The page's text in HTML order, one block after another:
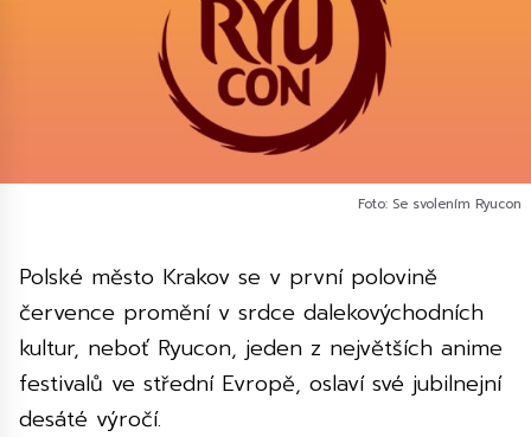
Foto: Se svolením Ryucon
Polské město Krakov se v první polovině
července promění v srdce dalekovýchodních
kultur, neboť Ryucon, jeden z největších anime
festivalů ve střední Evropě, oslaví své jubilnejní
desáté výročí.